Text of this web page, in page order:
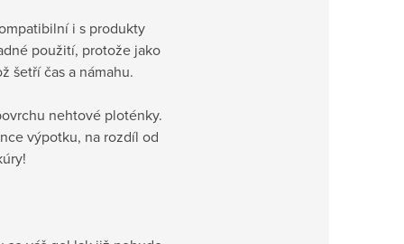
i s produkty
použití, protože jako
šetří čas a námahu.
nehtové ploténky.
výpotku, na rozdíl od